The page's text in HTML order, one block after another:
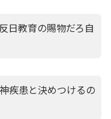
日教育の賜物だろ自
疾患と決めつけるの